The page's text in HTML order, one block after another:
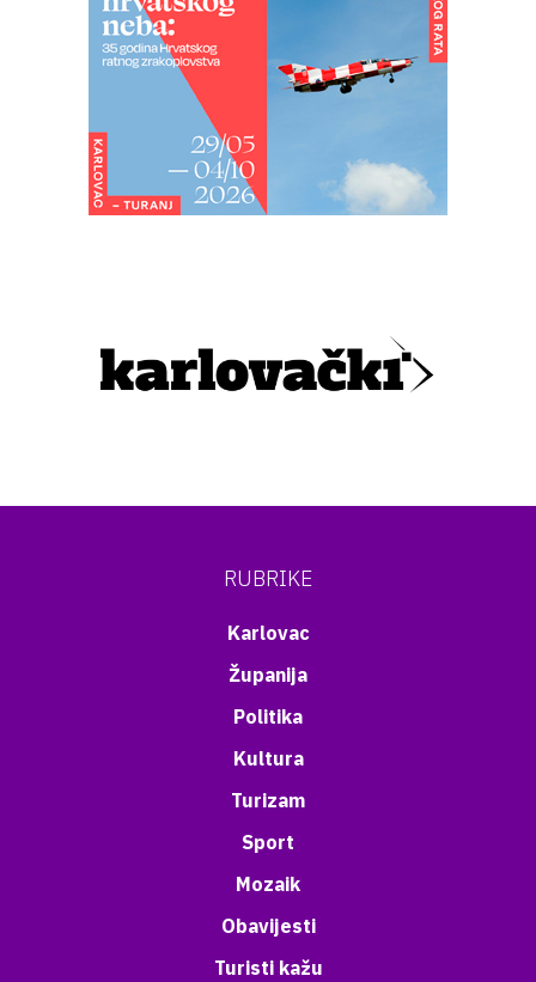
RUBRIKE
Karlovac
Županija
Politika
Kultura
Turizam
Sport
Mozaik
Obavijesti
Turisti kažu